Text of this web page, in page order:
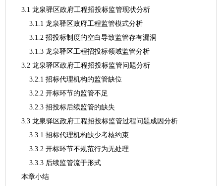
3.1 龙泉驿区政府工程招投标监管现状分析
3.1.1 龙泉驿区政府工程监管模式分析
3.1.2 招投标制度的空白导致监管存有漏洞
3.1.3 龙泉驿区工程招投标领域监管分析
3.2 龙泉驿区政府工程招投标监管问题分析
3.2.1 招标代理机构的监管缺位
3.2.2 开标环节的监管不足
3.2.3 招投标后续监管的缺失
3.3 龙泉驿区政府工程招投标监管过程问题成因分析
3.3.1 招标代理机构缺少考核约束
3.3.2 开标环节不规范行为无处理
3.3.3 后续监管流于形式
本章小结